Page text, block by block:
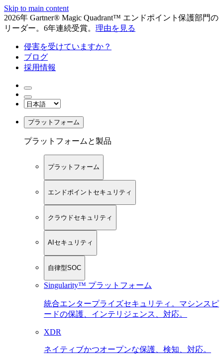
Skip to main content
2026年 Gartner® Magic Quadrant™ エンドポイント保護部門の
リーダー。6年連続受賞。 理由を見る
侵害を受けていますか？
ブログ
採用情報
プラットフォーム
プラットフォームと製品
プラットフォーム
エンドポイントセキュリティ
クラウドセキュリティ
AIセキュリティ
自律型SOC
Singularity™ プラットフォーム
統合エンタープライズセキュリティ。マシンスピ
ードの保護、インテリジェンス、対応。
XDR
ネイティブかつオープンな保護、検知、対応。